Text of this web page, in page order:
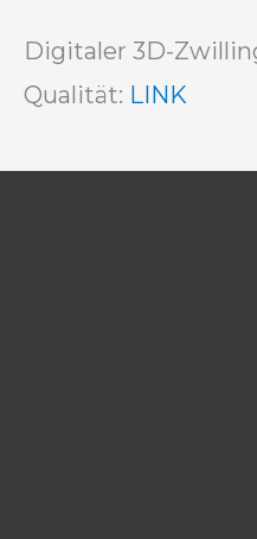
Digitaler 3D-
Qualität: LINK